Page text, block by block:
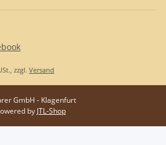
zzgl. Versand
GmbH - Klagenfurt
by JTL-Shop